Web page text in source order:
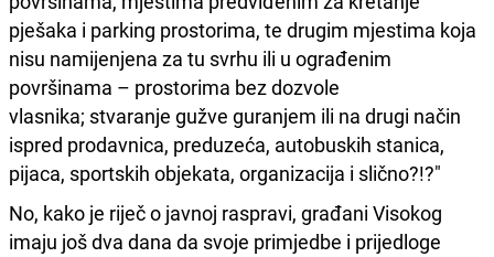
pješaka i parking prostorima, te drugim mjestima koja
nisu namijenjena za tu svrhu ili u ograđenim
površinama – prostorima bez dozvole
vlasnika; stvaranje gužve guranjem ili na drugi način
ispred prodavnica, preduzeća, autobuskih stanica,
pijaca, sportskih objekata, organizacija i slično?!?"
No, kako je riječ o javnoj raspravi, građani Visokog
imaju još dva dana da svoje primjedbe i prijedloge